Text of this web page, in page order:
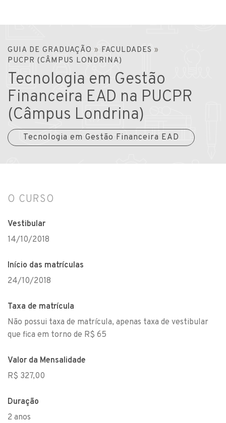
GUIA DE GRADUAÇÃO » FACULDADES »
PUCPR (CÂMPUS LONDRINA)
Tecnologia em Gestão
Financeira EAD na PUCPR
(Câmpus Londrina)
Tecnologia em Gestão Financeira EAD
O CURSO
Vestibular
14/10/2018
Início das matrículas
24/10/2018
Taxa de matrícula
Não possui taxa de matrícula, apenas taxa de vestibular
que fica em torno de R$ 65
Valor da Mensalidade
R$ 327,00
Duração
2 anos